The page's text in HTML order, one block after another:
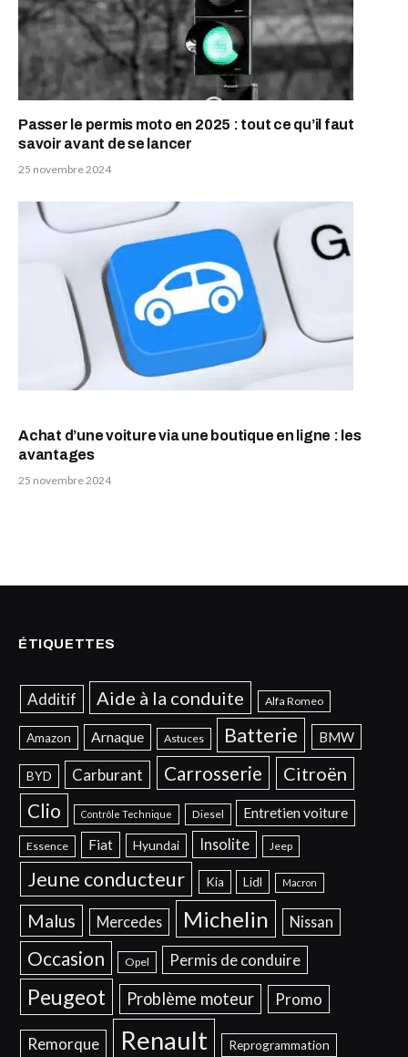
Passer le permis moto en 2025 : tout ce qu’il faut
savoir avant de se lancer
25 novembre 2024
Achat d’une voiture via une boutique en ligne : les
avantages
25 novembre 2024
ÉTIQUETTES
Additif Aide à la conduite Alfa Romeo
Amazon Arnaque Astuces Batterie BMW
BYD Carburant Carrosserie Citroën
Clio Contrôle Technique Diesel Entretien voiture
Essence Fiat Hyundai Insolite Jeep
Jeune conducteur Kia Lidl Macron
Malus Mercedes Michelin Nissan
Occasion Opel Permis de conduire
Peugeot Problème moteur Promo
Remorque Renault Reprogrammation